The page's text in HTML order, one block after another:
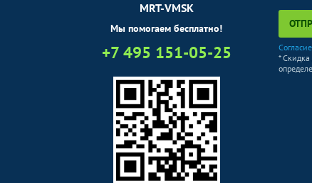
MRT-VMSK
Мы помогаем бесплатно!
+7 495 151-05-25
*